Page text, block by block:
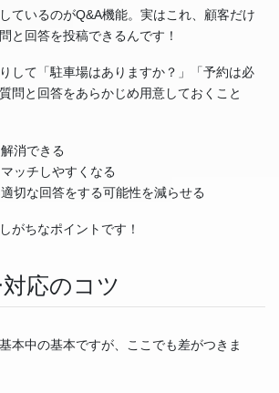
ているのがQ&A機能。実はこれ、顧客だけ
と回答を投稿できるんです！
して「駐車場はありますか？」「予約は必
問と回答をあらかじめ用意しておくこと
消できる
ッチしやすくなる
切な回答をする可能性を減らせる
がちなポイントです！
応のコツ
本中の基本ですが、ここでも差がつきま